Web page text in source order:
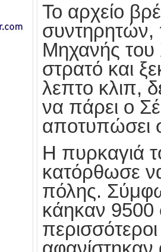
Το αρχείο
συντηρητών,
Μηχανής του
στρατό και
λεπτο κλιπ,
να πάρει ο
αποτυπώσει
Η πυρκαγιά
κατόρθωσε
πόλης.
κάηκαν 9500